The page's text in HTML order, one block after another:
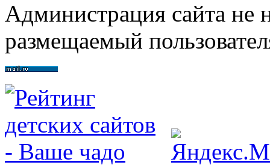
Администрация сайта не
размещаемый